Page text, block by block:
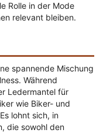
Rolle in der Mode
relevant bleiben.
spannende Mischung
Während
Ledermantel für
wie Biker- und
lohnt sich, in
die sowohl den